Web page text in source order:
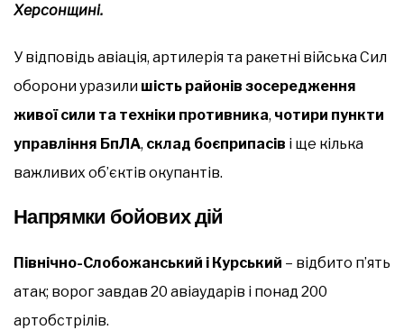
Херсонщині.
У відповідь авіація, артилерія та ракетні війська Сил
оборони уразили шість районів зосередження
живої сили та техніки противника, чотири пункти
управління БпЛА, склад боєприпасів і ще кілька
важливих об’єктів окупантів.
Напрямки бойових дій
Північно-Слобожанський і Курський – відбито п’ять
атак; ворог завдав 20 авіаударів і понад 200
артобстрілів.